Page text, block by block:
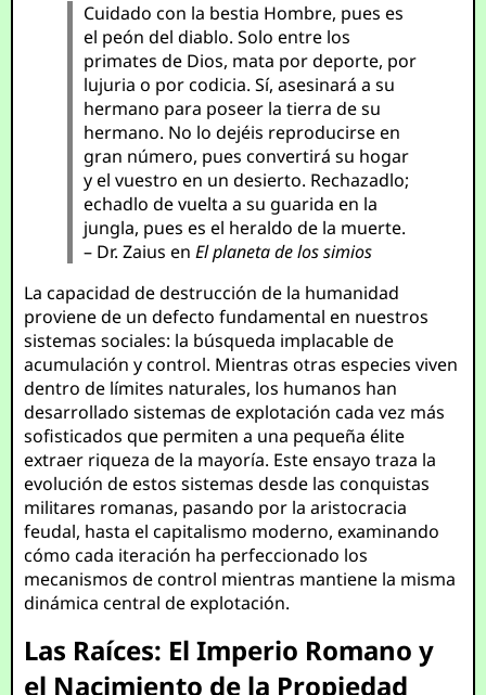
Cuidado con la bestia Hombre, pues es
el peón del diablo. Solo entre los
primates de Dios, mata por deporte, por
lujuria o por codicia. Sí, asesinará a su
hermano para poseer la tierra de su
hermano. No lo dejéis reproducirse en
gran número, pues convertirá su hogar
y el vuestro en un desierto. Rechazadlo;
echadlo de vuelta a su guarida en la
jungla, pues es el heraldo de la muerte.
– Dr. Zaius enEl planeta de los simios
La capacidad de destrucción de la humanidad
proviene de un defecto fundamental en nuestros
sistemas sociales: la búsqueda implacable de
acumulación y control. Mientras otras especies viven
dentro de límites naturales, los humanos han
desarrollado sistemas de explotación cada vez más
sofisticados que permiten a una pequeña élite
extraer riqueza de la mayoría. Este ensayo traza la
evolución de estos sistemas desde las conquistas
militares romanas, pasando por la aristocracia
feudal, hasta el capitalismo moderno, examinando
cómo cada iteración ha perfeccionado los
mecanismos de control mientras mantiene la misma
dinámica central de explotación.
Las Raíces: El Imperio Romano y
el Nacimiento de la Propiedad